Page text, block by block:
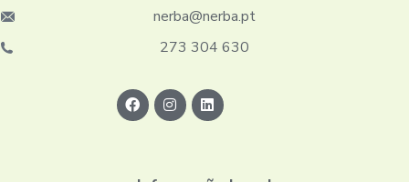
nerba@nerba.pt
273 304 630